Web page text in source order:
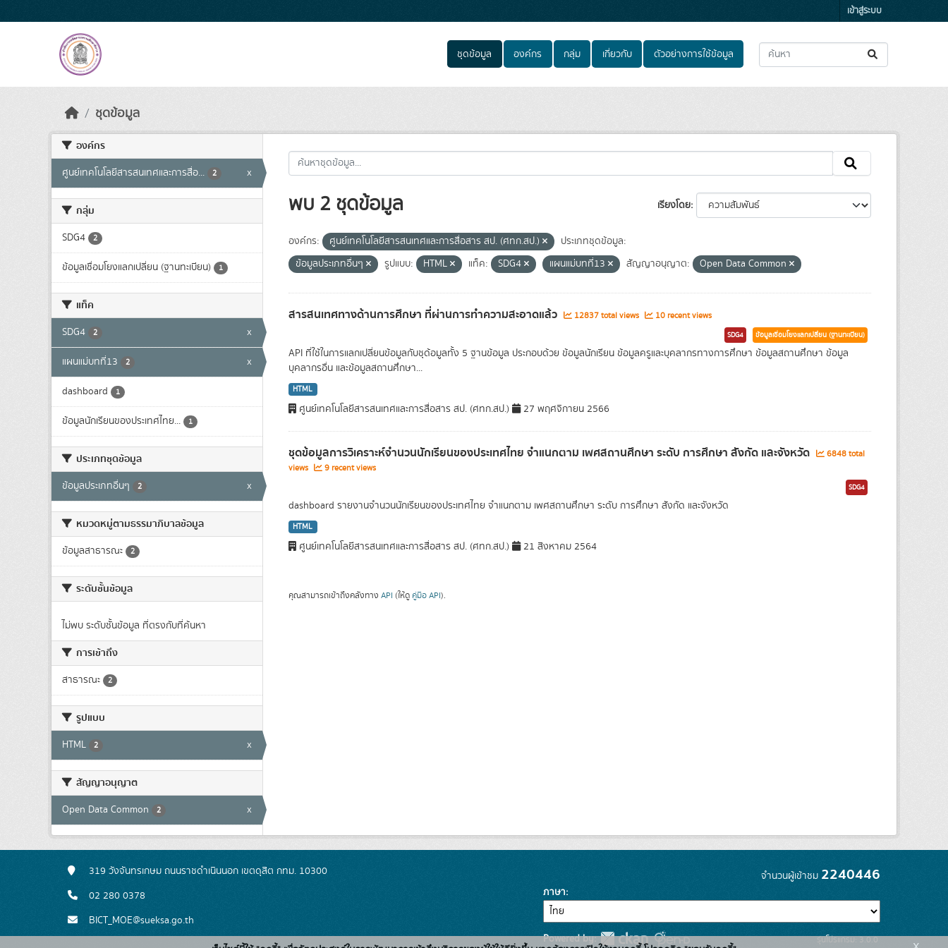
เข้าสู่ระบบ
ชุดข้อมูล องค์กร กลุ่ม เกี่ยวกับ ตัวอย่างการใช้ข้อมูล
ชุดข้อมูล
องค์กร
ศูนย์เทคโนโลยีสารสนเทศและการสื่อ... 2 x
กลุ่ม
SDG4 2
ข้อมูลเชื่อมโยงแลกเปลี่ยน (ฐานทะเบียน) 1
แท็ค
SDG4 2 x
แผนแม่บทที่13 2 x
dashboard 1
ข้อมูลนักเรียนของประเทศไทย... 1
ประเภทชุดข้อมูล
ข้อมูลประเภทอื่นๆ 2 x
หมวดหมู่ตามธรรมาภิบาลข้อมูล
ข้อมูลสาธารณะ 2
ระดับชั้นข้อมูล
ไม่พบ ระดับชั้นข้อมูล ที่ตรงกับที่ค้นหา
การเข้าถึง
สาธารณะ 2
รูปแบบ
HTML 2 x
สัญญาอนุญาต
Open Data Common 2 x
เรียงโดย
พบ 2 ชุดข้อมูล
องค์กร: ศูนย์เทคโนโลยีสารสนเทศและการสื่อสาร สป. (ศทก.สป.)
ประเภทชุดข้อมูล:
ข้อมูลประเภทอื่นๆ
รูปแบบ: HTML แท็ค: SDG4 แผนแม่บทที่13 สัญญาอนุญาต: Open Data Common
สารสนเทศทางด้านการศึกษา ที่ผ่านการทำความสะอาดแล้ว 12837 total views 10 recent views
SDG4 ข้อมูลเชื่อมโยงแลกเปลี่ยน (ฐานทะเบียน)
API ที่ใช้ในการแลกเปลี่ยนข้อมูลกับชุด้อมูลทั้ง 5 ฐานข้อมูล ประกอบด้วย ข้อมูลนักเรียน ข้อมูลครูและบุคลากรทางการศึกษา ข้อมูลสถานศึกษา ข้อมูล
บุคลากรอื่น และข้อมูลสถานศึกษา...
HTML
ศูนย์เทคโนโลยีสารสนเทศและการสื่อสาร สป. (ศทก.สป.) 27 พฤศจิกายน 2566
ชุดข้อมูลการวิเคราะห์จำนวนนักเรียนของประเทศไทย จำแนกตาม เพศสถานศึกษา ระดับ การศึกษา สังกัด และจังหวัด
6848 total
views
9 recent views
SDG4
dashboard รายงานจำนวนนักเรียนของประเทศไทย จำแนกตาม เพศสถานศึกษา ระดับ การศึกษา สังกัด และจังหวัด
HTML
ศูนย์เทคโนโลยีสารสนเทศและการสื่อสาร สป. (ศทก.สป.) 21 สิงหาคม 2564
คุณสามารถเข้าถึงคลังทาง API (ให้ดู คู่มือ API).
319 วังจันทรเกษม ถนนราชดำเนินนอก เขตดุสิต กทม. 10300
02 280 0378
BICT_MOE@sueksa.go.th
จำนวนผู้เข้าชม 2240446
ภาษา
Powered by: รุ่นโปรแกรม: 3.0.0